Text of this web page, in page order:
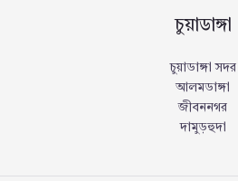
চুয়াডাঙ্গা
চুয়াডাঙ্গা সদর
আলমডাঙ্গা
জীবননগর
দামুড়হুদা